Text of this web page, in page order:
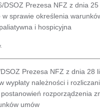
DSOZ Prezesa NFZ z dnia 25
sprawie określenia
i hospicyjna
Prezesa NFZ z dnia 28
wypłaty należności i
rozporządzenia
umów